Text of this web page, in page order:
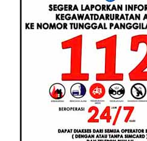
Penjelasan
Ilmiahnya
Augmented
Reality